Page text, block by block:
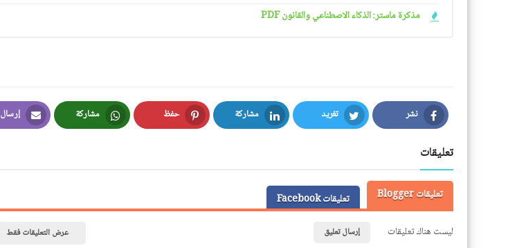
مذكرة ماستر: الذكاء الاصطناعي والقانون PDF
نشر
Facebook
تغريد
Twitter
مشاركة
LinkedIn
حفظ
Pinterest
مشاركة
Whatsapp
إرسال
Email
تعليقات
تعليقات Blogger
تعليقات Facebook
ليست هناك تعليقات
إرسال تعليق عرض التعليقات فقط